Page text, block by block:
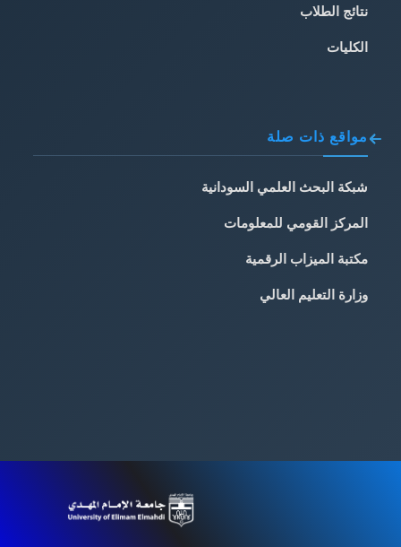
نتائج الطلاب
الكليات
مواقع ذات صلة
شبكة البحث العلمي السودانية
المركز القومي للمعلومات
مكتبة الميزاب الرقمية
وزارة التعليم العالي